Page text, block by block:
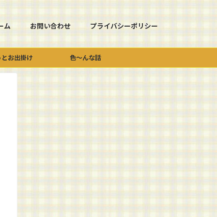
ム お問い合わせ プライバシーポリシー
お出掛け 色～んな話